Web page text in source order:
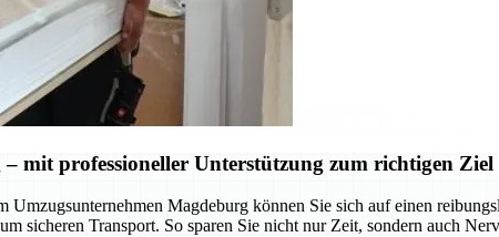
mit professioneller Unterstützung zum richtigen Ziel
Magdeburg können Sie sich auf einen
sicheren Transport. So sparen Sie nicht nur Zeit, sondern auch